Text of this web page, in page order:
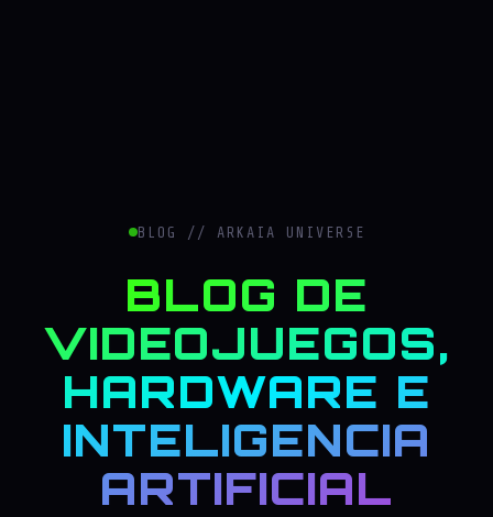
BLOG // ARKAIA UNIVERSE
BLOG DE
VIDEOJUEGOS,
HARDWARE E
INTELIGENCIA
ARTIFICIAL